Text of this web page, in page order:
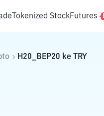
Tokenized StockFutures
H20_BEP20 ke TRY